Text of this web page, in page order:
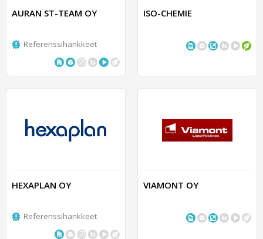
AURAN ST-TEAM OY
Referenssihankkeet
ISO-CHEMIE
HEXAPLAN OY
Referenssihankkeet
VIAMONT OY